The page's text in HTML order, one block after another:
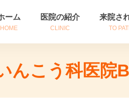
ーム
HOME
医院の紹介
CLINIC
診療時間・アクセス
来院さ
TO
診察券をお
んこう科医院